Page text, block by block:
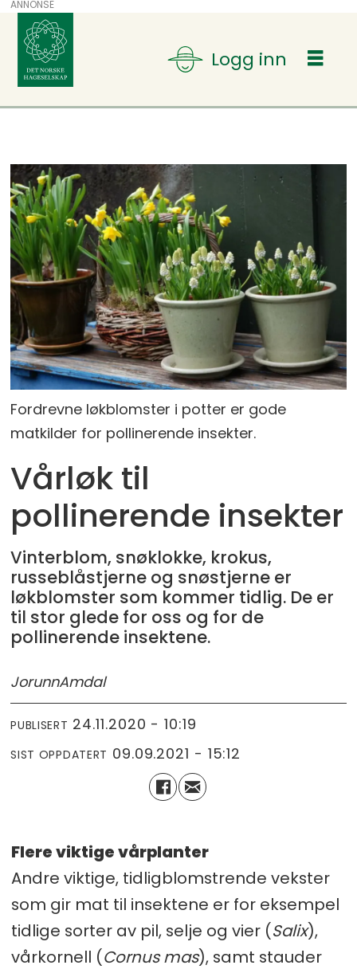
ANNONSE
Fordrevne løkblomster i potter er gode
matkilder for pollinerende insekter.
Vårløk til
pollinerende insekter
Vinterblom, snøklokke, krokus,
russeblåstjerne og snøstjerne er
løkblomster som kommer tidlig. De er
til stor glede for oss og for de
pollinerende insektene.
JorunnAmdal
PUBLISERT 24.11.2020 - 10:19
SIST OPPDATERT 09.09.2021 - 15:12
Flere viktige vårplanter
Andre viktige, tidligblomstrende vekster
som gir mat til insektene er for eksempel
tidlige sorter av pil, selje og vier (Salix),
vårkornell (Cornus mas), samt stauder